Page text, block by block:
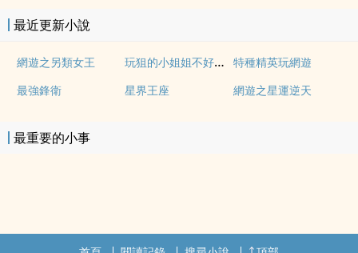
最近更新小說
網遊之另類女王 玩狙的小姐姐不好惹[電競]
特種精英玩網遊
最強鋒衛
星界王座 網遊之星運逆天
最重要的小事